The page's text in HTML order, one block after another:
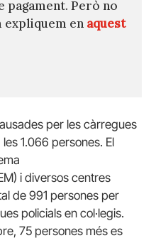
pagament. Però no
expliquem en aquest
per les càrregues
1.066 persones. El
i diversos centres
de 991 persones per
policials en col·legis.
75 persones més es